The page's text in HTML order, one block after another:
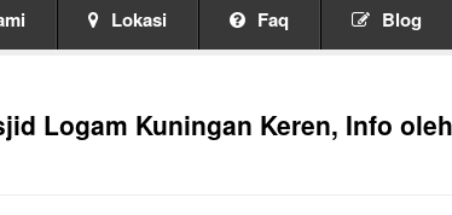
Lokasi Faq Blog
Logam Kuningan Keren, Info